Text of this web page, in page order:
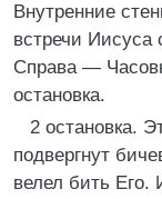
Внутренние
встречи
Справа —
остановка.
2 остановка.
подвергнут
велел бить Его.